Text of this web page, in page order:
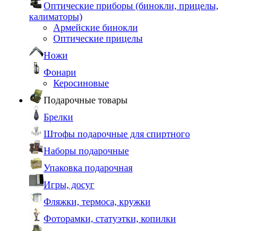
Оптические приборы (бинокли, прицелы,
калиматоры)
Армейские бинокли
Оптические прицелы
Ножи
Фонари
Керосиновые
Подарочные товары
Брелки
Штофы подарочные для спиртного
Наборы подарочные
Упаковка подарочная
Игры, досуг
Фляжки, термоса, кружки
Фоторамки, статуэтки, копилки